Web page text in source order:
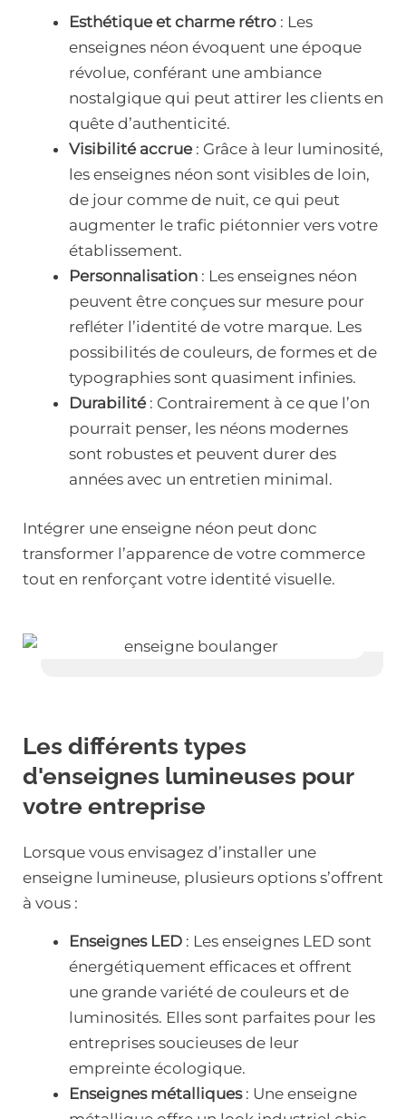
Esthétique et charme rétro : Les
enseignes néon évoquent une époque
révolue, conférant une ambiance
nostalgique qui peut attirer les clients en
quête d’authenticité.
Visibilité accrue: Grâce à leur luminosité,
les enseignes néon sont visibles de loin,
de jour comme de nuit, ce qui peut
augmenter le trafic piétonnier vers votre
établissement.
Personnalisation : Les enseignes néon
peuvent être conçues sur mesure pour
refléter l’identité de votre marque. Les
possibilités de couleurs, de formes et de
typographies sont quasiment infinies.
Durabilité: Contrairement à ce que l’on
pourrait penser, les néons modernes
sont robustes et peuvent durer des
années avec un entretien minimal.
Intégrer une enseigne néon peut donc
transformer l’apparence de votre commerce
tout en renforçant votre identité visuelle.
Les différents types
d'enseignes lumineuses pour
votre entreprise
Lorsque vous envisagez d’installer une
enseigne lumineuse, plusieurs options s’offrent
à vous :
Enseignes LED : Les enseignes LED sont
énergétiquement efficaces et offrent
une grande variété de couleurs et de
luminosités. Elles sont parfaites pour les
entreprises soucieuses de leur
empreinte écologique.
Enseignes métalliques: Une enseigne